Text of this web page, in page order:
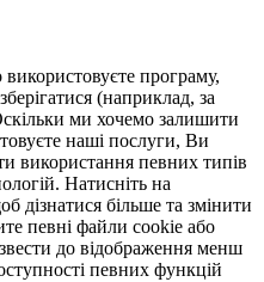
програму,
(наприклад, за
ми хочемо залишити
наші послуги, Ви
використання певних типів
Натисніть на
дізнатися більше та змінити
певні файли cookie або
до відображення менш
певних функцій